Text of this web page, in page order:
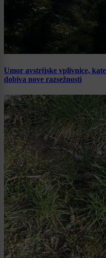
Umor avstrijske vplivnice,
dobiva nove razsežnosti